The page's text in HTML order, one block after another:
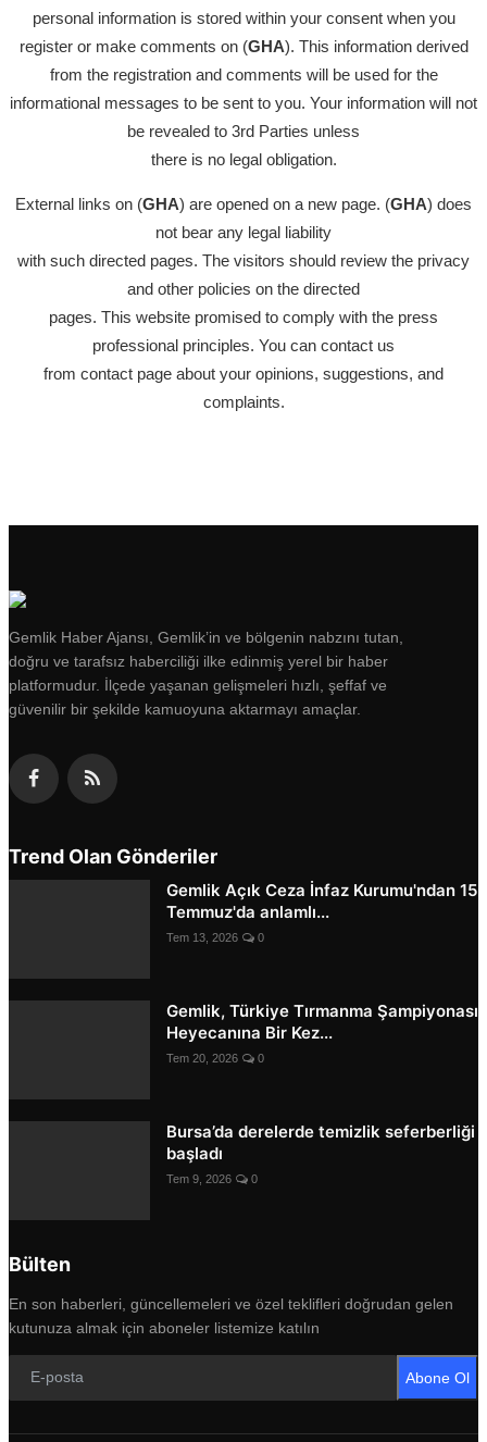
personal information is stored within your consent when you
register or make comments on (GHA). This information derived
from the registration and comments will be used for the
informational messages to be sent to you. Your information will not
be revealed to 3rd Parties unless
there is no legal obligation.
External links on (GHA) are opened on a new page. (GHA) does
not bear any legal liability
with such directed pages. The visitors should review the privacy
and other policies on the directed
pages. This website promised to comply with the press
professional principles. You can contact us
from contact page about your opinions, suggestions, and
complaints.
Gemlik Haber Ajansı, Gemlik’in ve bölgenin nabzını tutan,
doğru ve tarafsız haberciliği ilke edinmiş yerel bir haber
platformudur. İlçede yaşanan gelişmeleri hızlı, şeffaf ve
güvenilir bir şekilde kamuoyuna aktarmayı amaçlar.
Trend Olan Gönderiler
Gemlik Açık Ceza İnfaz Kurumu'ndan 15
Temmuz'da anlamlı...
Tem 13, 2026 0
Gemlik, Türkiye Tırmanma Şampiyonası
Heyecanına Bir Kez...
Tem 20, 2026 0
Bursa’da derelerde temizlik seferberliği
başladı
Tem 9, 2026 0
Bülten
En son haberleri, güncellemeleri ve özel teklifleri doğrudan gelen
kutunuza almak için aboneler listemize katılın
Abone Ol